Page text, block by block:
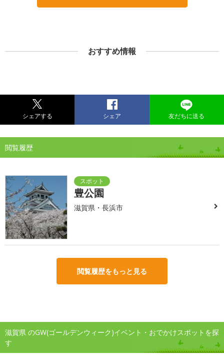
おすすめ情報
シェアする シェア 友だちに送る
閲覧履歴
豊公園
滋賀県・長浜市
閲覧履歴をもっと見る
滋賀県 のGW(ゴールデンウィーク)イベント・おでかけスポットを探
す